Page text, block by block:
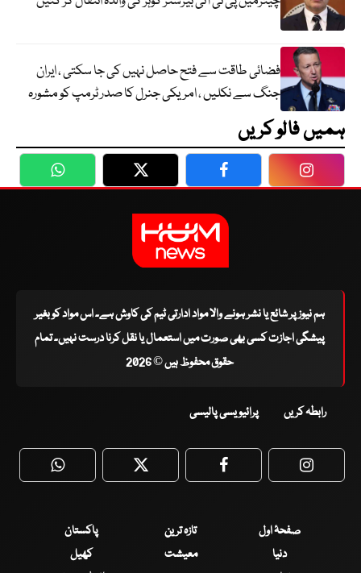
فضائی طاقت سے فتح حاصل نہیں کی جا سکتی ، ایران
جنگ سے نکلیں ، امریکی جنرل کا صدر ٹرمپ کو مشورہ
ہمیں فالو کریں
WhatsApp Twitter Facebook
ہم نیوز پر شائع یا نشر ہونے والا مواد ادارتی ٹیم کی کاوش ہے۔ اس مواد کو بغیر
پیشگی اجازت کسی بھی صورت میں استعمال یا نقل کرنا درست نہیں۔ تمام
حقوق محفوظ ہیں © 2026
رابطہ کریں پرائیویسی پالیسی
WhatsApp Twitter Facebook
صفحۂ اول تازہ ترین
پاکستان
دنیا
معیشت
کھیل